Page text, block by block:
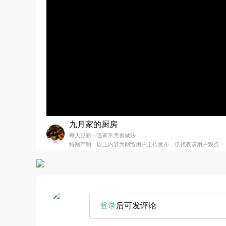
九月家的厨房
每天更新一道家常美食做法
特别声明：以上内容为网络用户上传发布，仅代表该用户观点
登录后可发评论